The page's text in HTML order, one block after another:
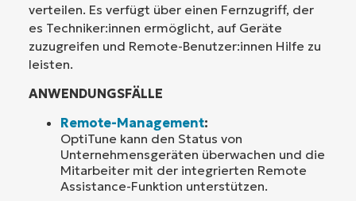
verteilen. Es verfügt über einen Fernzugriff, der
es Techniker:innen ermöglicht, auf Geräte
zuzugreifen und Remote-Benutzer:innen Hilfe zu
leisten.
ANWENDUNGSFÄLLE
Remote-Management:
OptiTune kann den Status von
Unternehmensgeräten überwachen und die
Mitarbeiter mit der integrierten Remote
Assistance-Funktion unterstützen.